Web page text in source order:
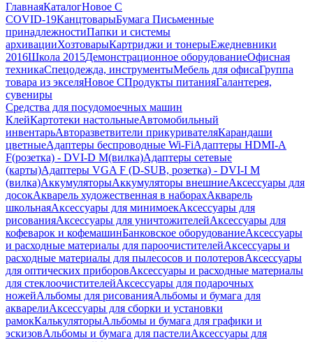
ГлавнаяКаталогНовое С
COVID-19КанцтоварыБумага Письменные
принадлежностиПапки и системы
архивацииХозтоварыКартриджи и тонерыЕжедневники
2016Школа 2015Демонстрационное оборудованиеОфисная
техникаСпецодежда, инструментыМебель для офисаГруппа
товара из экселяНовое СПродукты питанияГалантерея,
сувениры
Средства для посудомоечных машин
КлейКартотеки настольныеАвтомобильный
инвентарьАвторазветвители прикуривателяКарандаши
цветныеАдаптеры беспроводные Wi-FiАдаптеры HDMI-A
F(розетка) - DVI-D M(вилка)Адаптеры сетевые
(карты)Адаптеры VGA F (D-SUB, розетка) - DVI-I M
(вилка)АккумуляторыАккумуляторы внешниеАксессуары для
досокАкварель художественная в наборахАкварель
школьнаяАксессуары для минимоекАксессуары для
рисованияАксессуары для уничтожителейАксессуары для
кофеварок и кофемашинБанковское оборудованиеАксессуары
и расходные материалы для пароочистителейАксессуары и
расходные материалы для пылесосов и полотеровАксессуары
для оптических приборовАксессуары и расходные материалы
для стеклоочистителейАксессуары для подарочных
ножейАльбомы для рисованияАльбомы и бумага для
акварелиАксессуары для сборки и установки
рамокКалькуляторыАльбомы и бумага для графики и
эскизовАльбомы и бумага для пастелиАксессуары для